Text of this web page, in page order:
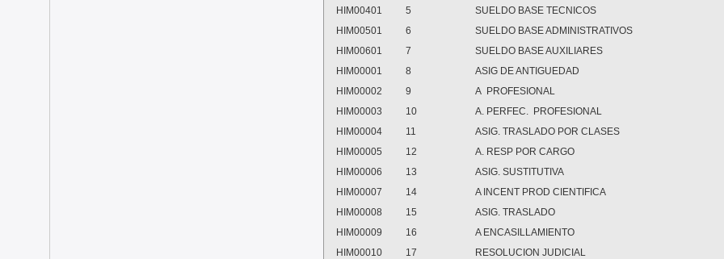
HIM00401
5
SUELDO BASE TECNICOS
HIM00501
6
SUELDO BASE ADMINISTRATIVOS
HIM00601
7
SUELDO BASE AUXILIARES
HIM00001
8
ASIG DE ANTIGUEDAD
HIM00002
9
A PROFESIONAL
HIM00003
10
A. PERFEC. PROFESIONAL
HIM00004
11
ASIG. TRASLADO POR CLASES
HIM00005
12
A. RESP POR CARGO
HIM00006
13
ASIG. SUSTITUTIVA
HIM00007
14
A INCENT PROD CIENTIFICA
HIM00008
15
ASIG. TRASLADO
HIM00009
16
A ENCASILLAMIENTO
HIM00010
17
RESOLUCION JUDICIAL